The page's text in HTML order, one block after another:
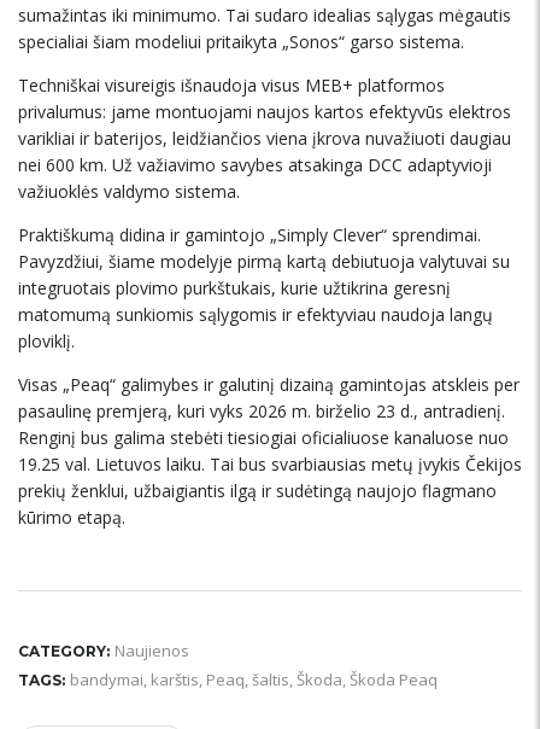
sumažintas iki minimumo. Tai sudaro idealias sąlygas mėgautis
specialiai šiam modeliui pritaikyta „Sonos“ garso sistema.
Techniškai visureigis išnaudoja visus MEB+ platformos
privalumus: jame montuojami naujos kartos efektyvūs elektros
varikliai ir baterijos, leidžiančios viena įkrova nuvažiuoti daugiau
nei 600 km. Už važiavimo savybes atsakinga DCC adaptyvioji
važiuoklės valdymo sistema.
Praktiškumą didina ir gamintojo „Simply Clever“ sprendimai.
Pavyzdžiui, šiame modelyje pirmą kartą debiutuoja valytuvai su
integruotais plovimo purkštukais, kurie užtikrina geresnį
matomumą sunkiomis sąlygomis ir efektyviau naudoja langų
ploviklį.
Visas „Peaq“ galimybes ir galutinį dizainą gamintojas atskleis per
pasaulinę premjerą, kuri vyks 2026 m. birželio 23 d., antradienį.
Renginį bus galima stebėti tiesiogiai oficialiuose kanaluose nuo
19.25 val. Lietuvos laiku. Tai bus svarbiausias metų įvykis Čekijos
prekių ženklui, užbaigiantis ilgą ir sudėtingą naujojo flagmano
kūrimo etapą.
CATEGORY: Naujienos
TAGS: bandymai, karštis, Peaq,šaltis,Škoda,Škoda Peaq